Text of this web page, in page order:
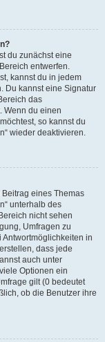
du zunächst eine
entwerfen.
kannst du in jedem
Du kannst eine Signatur
das
Wenn du einen
so kannst du
wieder deaktivieren.
eines Themas
unterhalb des
nicht sehen
Umfragen zu
in
dass jede
auch unter
Optionen ein
gilt (0 bedeutet
ob die Benutzer ihre